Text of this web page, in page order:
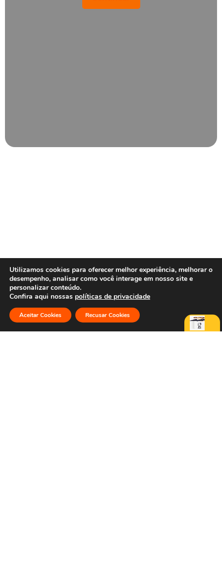
Utilizamos cookies para oferecer melhor experiência, melhorar o
desempenho, analisar como você interage em nosso site e
personalizar conteúdo.
Confira aqui nossas políticas de privacidade
Aceitar Cookies Recusar Cookies